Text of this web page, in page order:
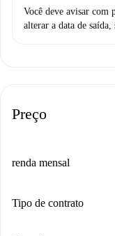
Você deve avisar com
alterar a data de
Preço
renda mensal
Tipo de contrato